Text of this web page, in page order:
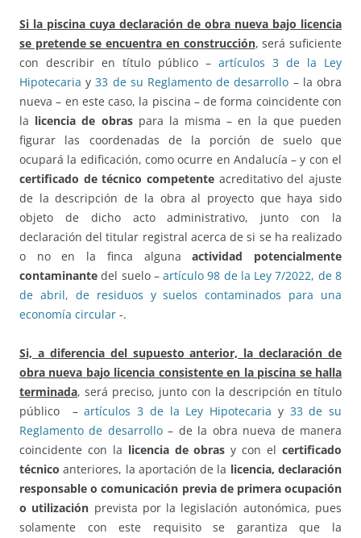
Si la piscina cuya declaración de obra nueva bajo licencia
se pretende se encuentra en construcción, será suficiente
con describir en título público – artículos 3 de la Ley
Hipotecaria y33 de su Reglamento de desarrollo – la obra
nueva – en este caso, la piscina – de forma coincidente con
la licencia de obraspara la misma – en la que pueden
figurar las coordenadas de la porción de suelo que
ocupará la edificación, como ocurre en Andalucía – y con el
certificado de técnico competente acreditativo del ajuste
de la descripción de la obra al proyecto que haya sido
objeto de dicho acto administrativo, junto con la
declaración del titular registral acerca de si se ha realizado
o no en la finca algunaactividad potencialmente
contaminante del suelo –artículo 98 de la Ley 7/2022, de 8
de abril, de residuos y suelos contaminados para una
economía circular -.
Si, a diferencia del supuesto anterior, la declaración de
obra nueva bajo licencia consistente en la piscina se halla
terminada, será preciso, junto con la descripción en título
público –artículos 3 de la Ley Hipotecaria y 33 de su
Reglamento de desarrollo– de la obra nueva de manera
coincidente con la licencia de obras y con elcertificado
técnico anteriores, la aportación de la licencia, declaración
responsable o comunicación previa de primera ocupación
o utilización prevista por la legislación autonómica, pues
solamente con este requisito se garantiza que la